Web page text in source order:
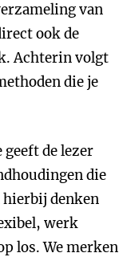
van
ook de
Achterin volgt
die je
de lezer
die
denken
werk
los. We merken